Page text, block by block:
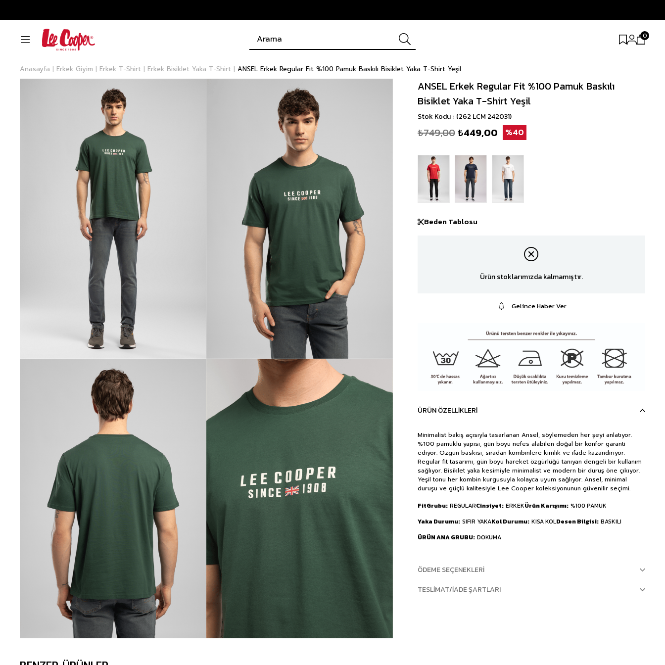
0
Anasayfa Erkek Giyim Erkek T-Shirt Erkek Bisiklet Yaka T-Shirt ANSEL Erkek Regular Fit %100 Pamuk Baskılı Bisiklet Yaka T-Shirt Yeşil
ANSEL Erkek Regular Fit %100 Pamuk Baskılı
Bisiklet Yaka T-Shirt Yeşil
Stok Kodu (262 LCM 242031)
₺749,00₺449,00 40
Beden Tablosu
Ürün stoklarımızda kalmamıştır.
Gelince Haber Ver
ÜRÜN ÖZELLIKLERI
Minimalist bakış açısıyla tasarlanan Ansel, söylemeden her şeyi anlatıyor.
%100 pamuklu yapısı, gün boyu nefes alabilen doğal bir konfor garanti
ediyor. Özgün baskısı, sıradan kombinlere kimlik ve ifade kazandırıyor.
Regular fit tasarımı, gün boyu hareket özgürlüğü tanıyan dengeli bir kullanım
sağlıyor. Bisiklet yaka kesimiyle minimalist ve modern bir duruş öne çıkıyor.
Yeşil tonu her kombin kurgusuyla kolayca uyum sağlıyor. Ansel, minimal
duruşu ve güçlü kalitesiyle Lee Cooper koleksiyonunun güvenilir seçimi.
FitGrubu REGULARCinsiyet ERKEKÜrün Karışımı %100 PAMUK
Yaka Durumu SIFIR YAKAKol Durumu KISA KOLDesen Bilgisi BASKILI
ÜRÜN ANA GRUBU DOKUMA
ÖDEME SEÇENEKLERI
TESLIMAT/İADE ŞARTLARI